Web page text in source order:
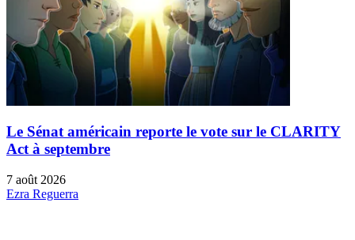
Le Sénat américain reporte le vote sur le CLARITY
Act à septembre
7 août 2026
Ezra Reguerra